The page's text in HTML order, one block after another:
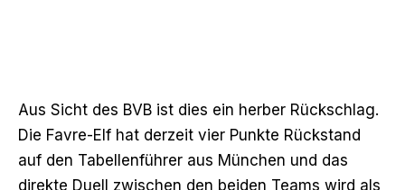
Aus Sicht des BVB ist dies ein herber Rückschlag.
Die Favre-Elf hat derzeit vier Punkte Rückstand
auf den Tabellenführer aus München und das
direkte Duell zwischen den beiden Teams wird als